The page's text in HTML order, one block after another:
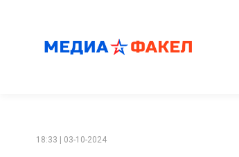
18:33 | 03-10-2024